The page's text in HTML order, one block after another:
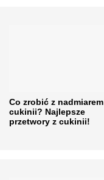
Co zrobić z nadmiarem
cukinii? Najlepsze
przetwory z cukinii!